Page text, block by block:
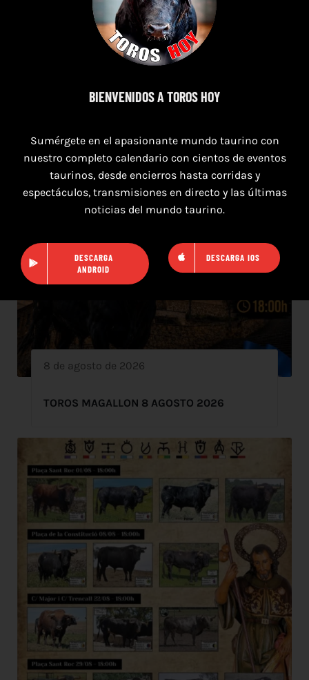
8 de agosto de 2026
TOROS SAN AGUSTÍN Y SAN MARCOS
CASTELLÓN DEL 8 AL 10 DE AGOSTO 2026
8 de agosto de 2026
TOROS MAGALLON 8 AGOSTO 2026
BIENVENIDOS A TOROS HOY
Sumérgete en el apasionante mundo taurino con
nuestro completo calendario con cientos de eventos
taurinos, desde encierros hasta corridas y
espectáculos, transmisiones en directo y las últimas
noticias del mundo taurino.
DESCARGA
ANDROID
DESCARGA IOS